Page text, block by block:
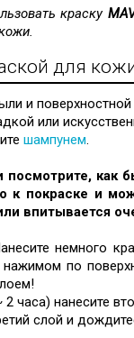
краску
для
и поверхностной
или
шампунем.
как
к покраске и
впитывается
немного
по
часа) нанесите
слой и